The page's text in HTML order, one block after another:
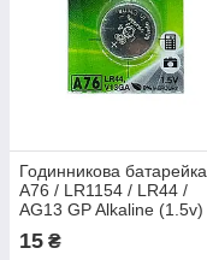
Годинникова батарейка
A76 / LR1154 / LR44 /
AG13 GP Alkaline (1.5v)
15 ₴